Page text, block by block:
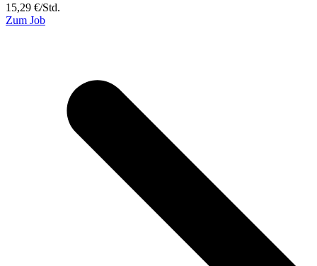
15,29 €/Std.
Zum Job